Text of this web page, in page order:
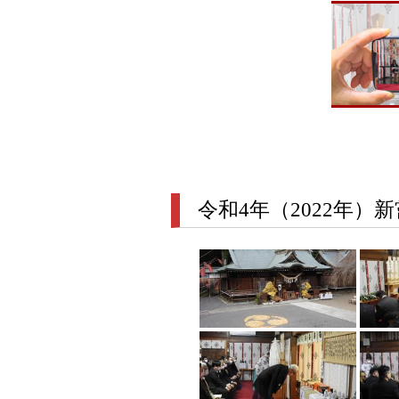
令和4年（2022年）